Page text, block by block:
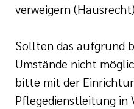
verweigern
Sollten das aufgrund
Umstände nicht
bitte mit der
Pflegedienstleitung in